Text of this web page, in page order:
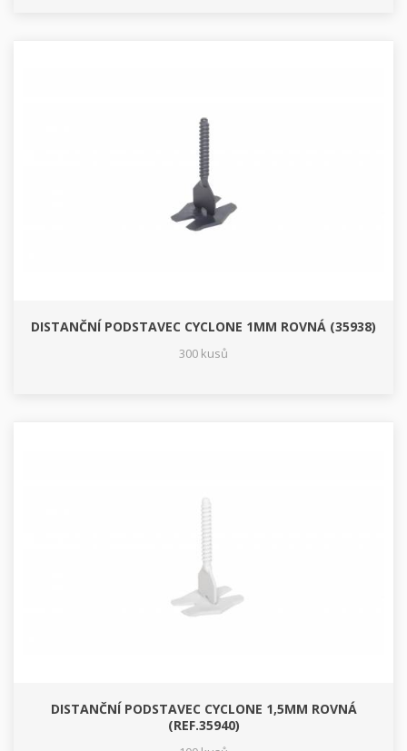
DISTANČNÍ PODSTAVEC CYCLONE 1MM ROVNÁ (35938)
300 kusů
DISTANČNÍ PODSTAVEC CYCLONE 1,5MM ROVNÁ
(REF.35940)